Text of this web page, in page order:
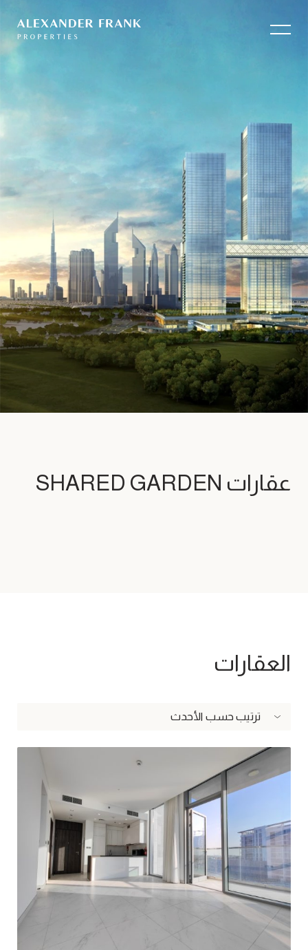
عقارات SHARED GARDEN
العقارات
ترتيب حسب الأحدث